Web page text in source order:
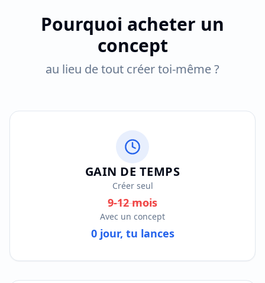
Pourquoi acheter un
concept
au lieu de tout créer toi-même ?
GAIN DE TEMPS
Créer seul
9-12 mois
Avec un concept
0 jour, tu lances